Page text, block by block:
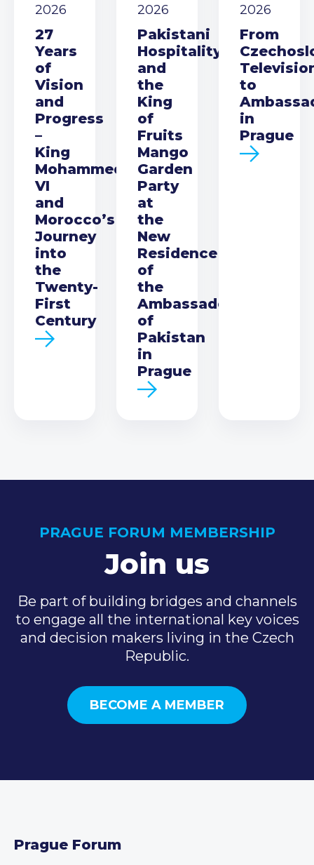
2026
27
Years
of
Vision
and
Progress
–
King
Mohammed
VI
and
Morocco’s
Journey
into
the
Twenty-
First
Century
2026
Pakistani
Hospitality
and
the
King
of
Fruits
Mango
Garden
Party
at
the
New
Residence
of
the
Ambassador
of
Pakistan
in
Prague
2026
From
to
in
Prague
PRAGUE FORUM MEMBERSHIP
Join us
Be part of building bridges and channels
to engage all the international key voices
and decision makers living in the Czech
Republic.
BECOME A MEMBER
Prague Forum